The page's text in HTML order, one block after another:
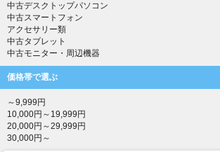
中古デスクトップパソコン
中古スマートフォン
アクセサリー類
中古タブレット
中古モニター・周辺機器
価格帯で選ぶ
～9,999円
10,000円～19,999円
20,000円～29,999円
30,000円～